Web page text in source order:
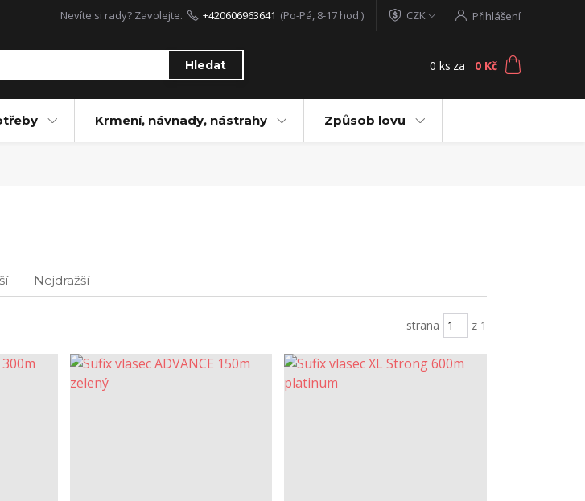
CZK Přihlášení
Hledat
Nevíte si rady? Zavolejte. +420606963641 (Po-Pá, 8-17 hod.)
0 ks za 0 Kč
Krmení, návnady, nástrahy Způsob lovu
Nejdražší
strana z 1